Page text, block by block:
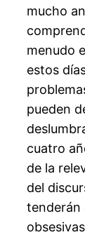
mucho
menudo
estos
pueden
cuatro
de la
del
tenderán